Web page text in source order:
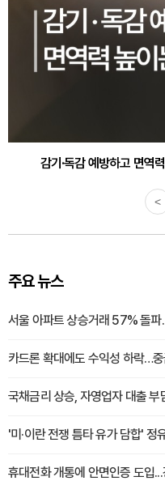
감기·독감 예방하고 면역
<
주요 뉴스
서울 아파트 상승거래 57% 돌
카드론 확대에도 수익성 하락…
국채금리 상승, 자영업자 대출 부
'미·이란 전쟁 틈타 유가 담합'
휴대전화 개통에 안면인증 도입